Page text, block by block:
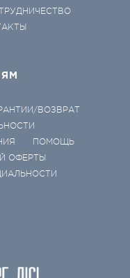
ВОЗВРАТ
ПОМОЩЬ
ОФЕРТЫ